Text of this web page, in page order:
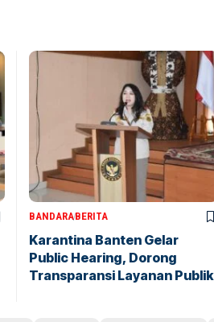
BANDARABERITA
Karantina Banten Gelar
Public Hearing, Dorong
Transparansi Layanan Publik